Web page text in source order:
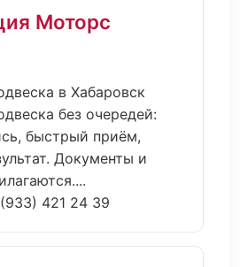
Моторс
в Хабаровск
без очередей:
быстрый приём,
Документы и
421 24 39